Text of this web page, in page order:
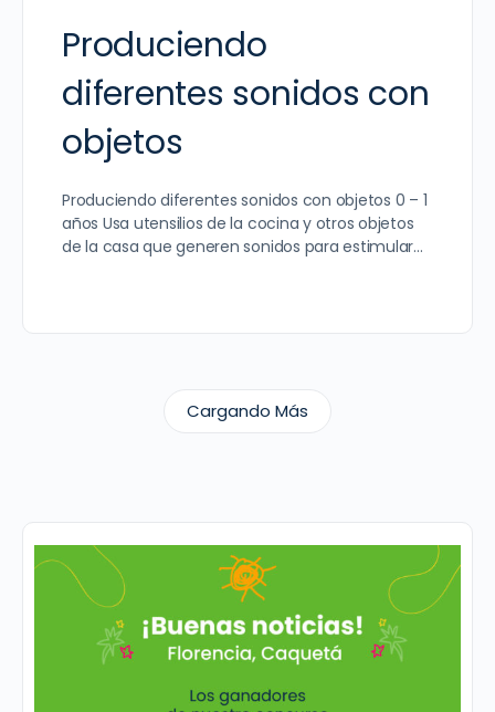
Produciendo
diferentes sonidos con
objetos
Produciendo diferentes sonidos con objetos 0 – 1
años Usa utensilios de la cocina y otros objetos
de la casa que generen sonidos para estimular…
Cargando Más